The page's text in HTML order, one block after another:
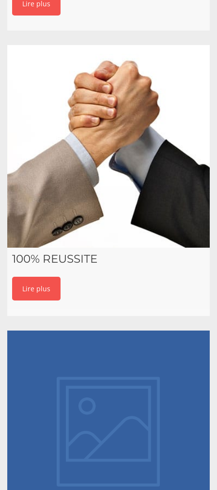
Lire plus
100% REUSSITE
Lire plus